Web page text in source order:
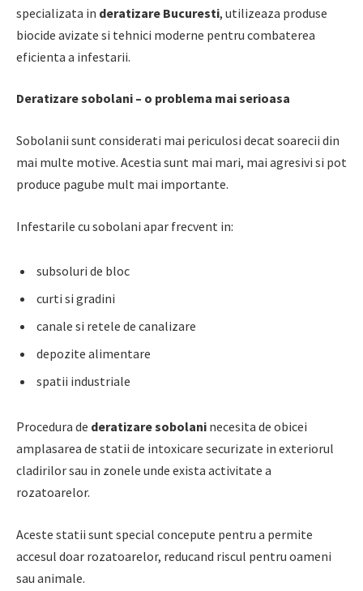
specializata in deratizare Bucuresti, utilizeaza produse
biocide avizate si tehnici moderne pentru combaterea
eficienta a infestarii.
Deratizare sobolani – o problema mai serioasa
Sobolanii sunt considerati mai periculosi decat soarecii din
mai multe motive. Acestia sunt mai mari, mai agresivi si pot
produce pagube mult mai importante.
Infestarile cu sobolani apar frecvent in:
subsoluri de bloc
curti si gradini
canale si retele de canalizare
depozite alimentare
spatii industriale
Procedura de deratizare sobolani necesita de obicei
amplasarea de statii de intoxicare securizate in exteriorul
cladirilor sau in zonele unde exista activitate a
rozatoarelor.
Aceste statii sunt special concepute pentru a permite
accesul doar rozatoarelor, reducand riscul pentru oameni
sau animale.